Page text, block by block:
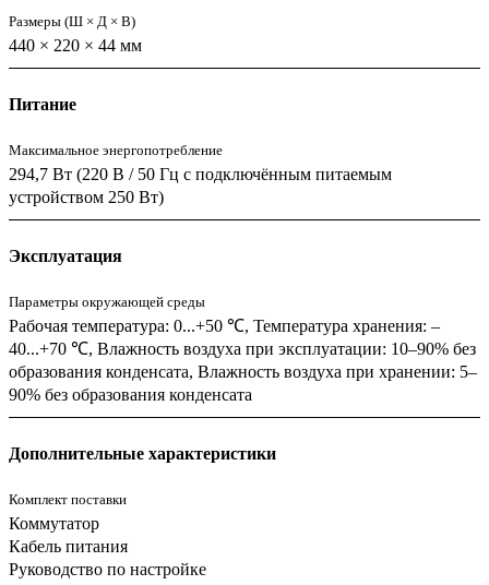
Размеры (Ш × Д × В)
440 × 220 × 44 мм
Питание
Максимальное энергопотребление
294,7 Вт (220 В / 50 Гц с подключённым питаемым
устройством 250 Вт)
Эксплуатация
Параметры окружающей среды
Рабочая температура: 0...+50 ℃, Температура хранения: –
40...+70 ℃, Влажность воздуха при эксплуатации: 10–90% без
образования конденсата, Влажность воздуха при хранении: 5–
90% без образования конденсата
Дополнительные характеристики
Комплект поставки
Коммутатор
Кабель питания
Руководство по настройке